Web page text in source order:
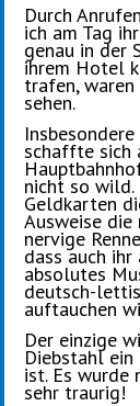
Durch
ich am Tag
genau in der
ihrem Hotel
trafen, waren
sehen.
schaffte sich
nicht so
Geldkarten
Ausweise die
nervige
dass auch
absolutes
deutsch-
auftauchen
Der einzige
Diebstahl
ist. Es wurde
sehr traurig!